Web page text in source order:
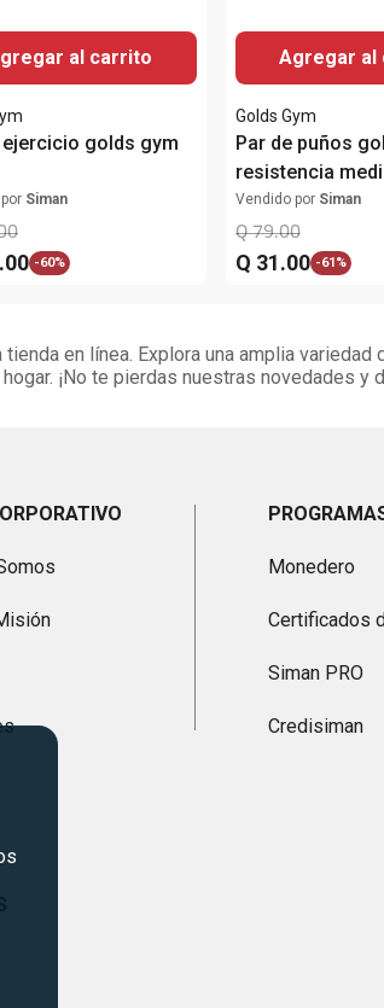
al carrito
ejercicio golds gym
Siman
.00 -60%
Agregar al
Golds Gym
Par de puños
resistencia
Vendido por Siman
Q 79.00
Q 31.00 -61%
en línea. Explora una amplia
¡No te pierdas nuestras novedades y
Monedero
Certificados
Siman PRO
Credisiman